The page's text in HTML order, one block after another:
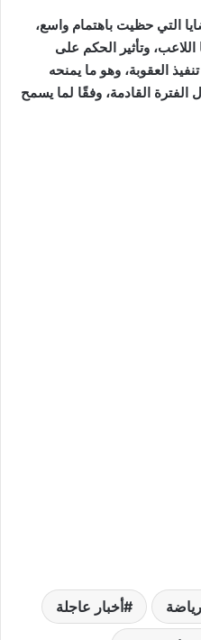
التي حظيت باهتمام واسع،
اللاعب، وتأثير الحكم على
العقوبة، وهو ما يمنحه
القادمة، وفقًا لما يسمح
أخبار عاجلة